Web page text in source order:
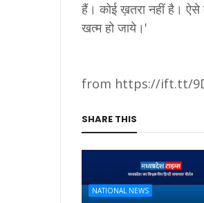
हैं। कोई ख़तरा नहीं है। ऐसे
खत्‍म हो जाये।'
from https://ift.tt/
SHARE THIS
NATIONAL NEWS